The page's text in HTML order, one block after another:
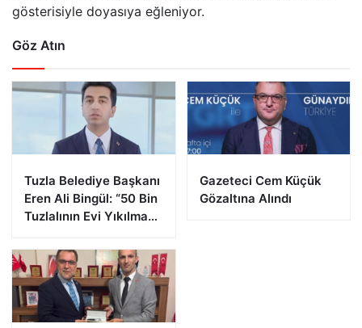
gösterisiyle doyasıya eğleniyor.
Göz Atın
Tuzla Belediye Başkanı
Eren Ali Bingül: “50 Bin
Tuzlalının Evi Yıkılma
Gazeteci Cem Küçük
Gözaltına Alındı